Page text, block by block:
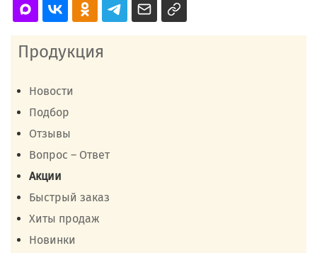
Продукция
Новости
Подбор
Отзывы
Вопрос – Ответ
Акции
Быстрый заказ
Хиты продаж
Новинки